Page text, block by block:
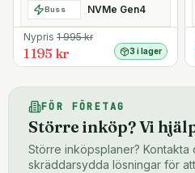
Buss NVMe Gen4
Nypris 1 995kr
1 195 kr 3 i lager
FÖR FÖRETAG
Större inköp? Vi
Större inköpsplaner? Kontakta
skräddarsydda lösningar för